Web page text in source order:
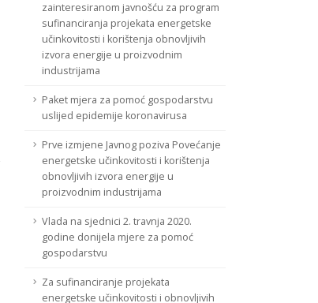
zainteresiranom javnošću za program
sufinanciranja projekata energetske
učinkovitosti i korištenja obnovljivih
izvora energije u proizvodnim
industrijama
Paket mjera za pomoć gospodarstvu
uslijed epidemije koronavirusa
Prve izmjene Javnog poziva Povećanje
energetske učinkovitosti i korištenja
obnovljivih izvora energije u
proizvodnim industrijama
Vlada na sjednici 2. travnja 2020.
godine donijela mjere za pomoć
gospodarstvu
Za sufinanciranje projekata
energetske učinkovitosti i obnovljivih